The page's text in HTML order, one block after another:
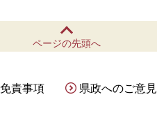
ページの先頭へ
免責事項 県政へのご意見